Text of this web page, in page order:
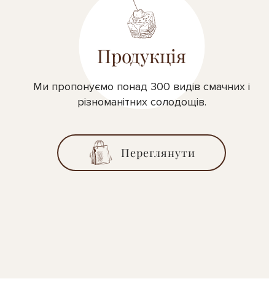
Продукція
Ми пропонуємо понад 300 видів смачних і
різноманітних солодощів.
Переглянути